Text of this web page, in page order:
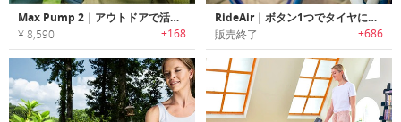
Max Pump 2｜アウトドアで活躍するコンパクトポータブルポンプ「マックスポンプ２」
¥ 8,590 +168
RideAir｜ボタン1つでタイヤに空気を入れられるエアポンプ「ライドエア」
販売終了 +686